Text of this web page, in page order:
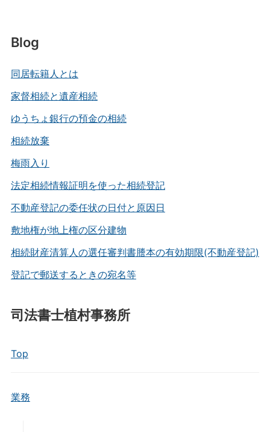
Blog
同居転籍人とは
家督相続と遺産相続
ゆうちょ銀行の預金の相続
相続放棄
梅雨入り
法定相続情報証明を使った相続登記
不動産登記の委任状の日付と原因日
敷地権が地上権の区分建物
相続財産清算人の選任審判書謄本の有効期限(不動産登記)
登記で郵送するときの宛名等
司法書士植村事務所
Top
業務